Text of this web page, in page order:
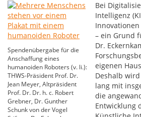
Spendenübergabe für die
Anschaffung eines
humanoiden Roboters (v. li.):
THWS-Präsident Prof. Dr.
Jean Meyer, Altpräsident
Prof. Dr. Dr. h. c. Robert
Grebner, Dr. Gunther
Schunk von der Vogel
Bei
Intelligenz
– ein Grund
Dr.
eigenen
Deshalb
lang mit
die
Entwicklung